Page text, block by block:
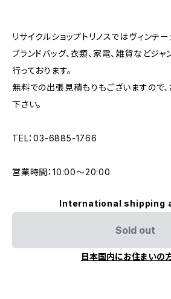
リサイクルショップトリノスではヴィンテ
ブランドバッグ、衣類、家電、雑貨などジ
行っております。
無料での出張見積もりもございますので
下さい。
TEL：03-6885-1766
営業時間：10:00〜20:00
International shipping
Sold out
日本国内にお住まいの